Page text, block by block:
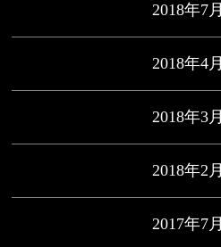
2018年7月
2018年4月
2018年3月
2018年2月
2017年7月